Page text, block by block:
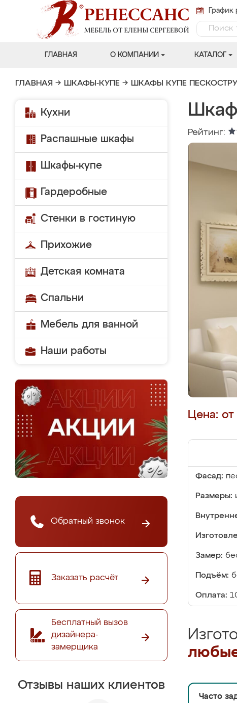
ГЛАВНАЯ О КОМПАНИИ КАТАЛОГ
ГЛАВНАЯ → ШКАФЫ-КУПЕ → ШКАФЫ КУПЕ
Кухни
Распашные шкафы
Шкафы-купе
Гардеробные
Стенки в гостиную
Прихожие
Детская комната
Спальни
Мебель для ванной
Наши работы
Обратный звонок
Заказать расчёт
Бесплатный вызов
дизайнера-
замерщика
Отзывы наших клиентов
Рейтинг:
Цена:
Фасад:
Размеры:
Замер:
Подъём:
Оплата:
Часто